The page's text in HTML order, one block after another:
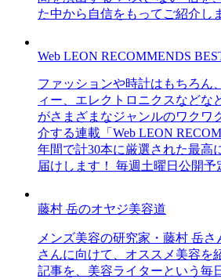
た中から自信をもってご紹介し
Web LEON RECOMMENDS
ファッションや時計はもちろん
ィー、エレクトロニクスなどな
がさまざまなジャンルのワクワ
介する連載「Web LEON
年間で計30本に厳選された最高
届けします！ 毎週土曜日公開予
藤村 岳のオヤジ美容道
メンズ美容の研究家・藤村 岳
さんに向けて、オススメ美容を
記事を、美容ライターという毎